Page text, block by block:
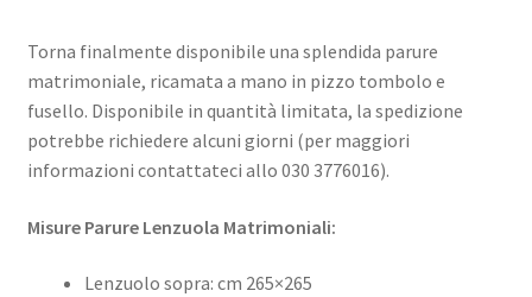
Torna finalmente disponibile una splendida parure
matrimoniale, ricamata a mano in pizzo tombolo e
fusello. Disponibile in quantità limitata, la spedizione
potrebbe richiedere alcuni giorni (per maggiori
informazioni contattateci allo 030 3776016).
Misure Parure Lenzuola Matrimoniali:
Lenzuolo sopra: cm 265×265